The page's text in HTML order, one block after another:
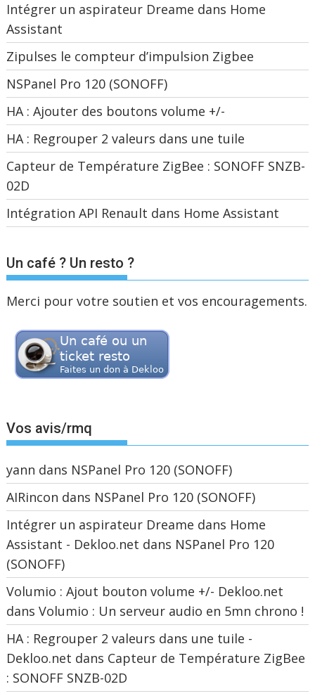
Intégrer un aspirateur Dreame dans Home
Assistant
Zipulses le compteur d’impulsion Zigbee
NSPanel Pro 120 (SONOFF)
HA : Ajouter des boutons volume +/-
HA : Regrouper 2 valeurs dans une tuile
Capteur de Température ZigBee : SONOFF SNZB-
02D
Intégration API Renault dans Home Assistant
Un café ? Un resto ?
Merci pour votre soutien et vos encouragements.
Vos avis/rmq
yann dans NSPanel Pro 120 (SONOFF)
AIRincon dans NSPanel Pro 120 (SONOFF)
Intégrer un aspirateur Dreame dans Home
Assistant - Dekloo.net dans NSPanel Pro 120
(SONOFF)
Volumio : Ajout bouton volume +/- Dekloo.net
dansVolumio : Un serveur audio en 5mn chrono !
HA : Regrouper 2 valeurs dans une tuile -
Dekloo.net dans Capteur de Température ZigBee
: SONOFF SNZB-02D